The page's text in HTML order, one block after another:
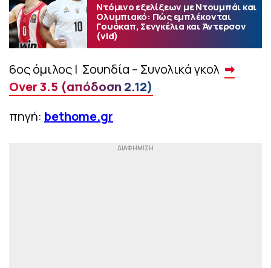
Ντόμινο εξελίξεων με Ντουμπάι και
Ολυμπιακό: Πώς εμπλέκονται
Γουόκαπ, Σενγκέλια και Άντερσον
(vid)
6ος όμιλος | Σουηδία – Συνολικά γκολ ➡
Over 3.5 (απόδοση 2.12)
πηγή: bethome.gr